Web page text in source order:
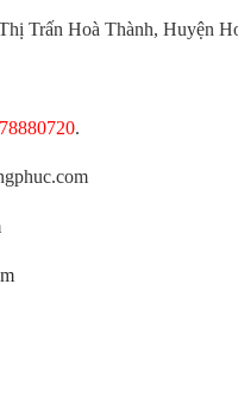
Trấn Hoà Thành, Huyện
.